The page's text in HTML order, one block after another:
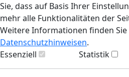
Sie, dass auf Basis Ihrer
mehr alle Funktionalitäten der
Weitere Informationen finden
Datenschutzhinweisen.
Essenziell
Statistik